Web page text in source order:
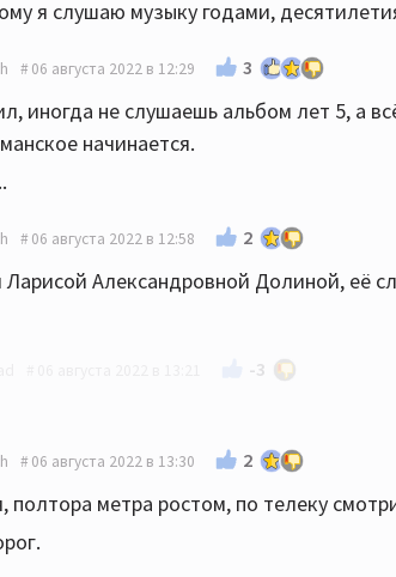
я слушаю музыку годами,
06 августа 2022 в 12:29 3
иногда не слушаешь альбом лет 5, а
начинается.
06 августа 2022 в 12:58 2
Александровной Долиной, её
-3
неповторима:)))
06 августа 2022 в 13:30 2
полтора метра ростом, по телеку